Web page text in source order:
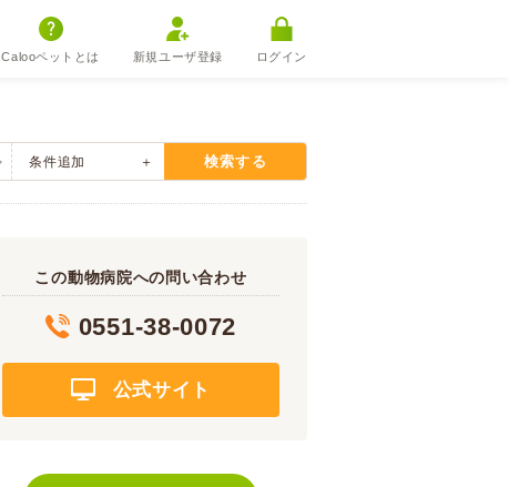
Calooペットとは 新規ユーザ登録 ログイン
条件追加 検索する
この動物病院への問い合わせ
0551-38-0072
公式サイト